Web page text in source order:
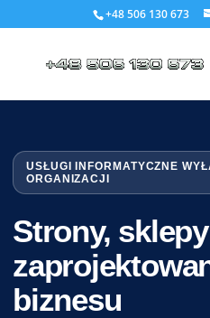
+48 506 130 673
USŁUGI INFORMATYCZNE
ORGANIZACJI
Strony,
biznesu